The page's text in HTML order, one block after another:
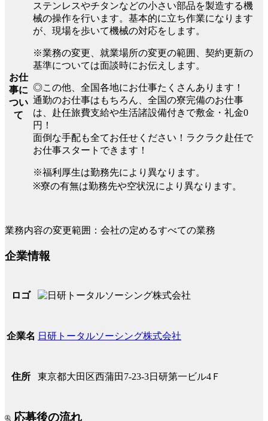
お仕
事に
つい
て
ステンレスやチタンなどの小さい部品を製造する機
械の操作を行います。基本的に立ち作業になります
が、現場を歩いて機械の対応をします。
※業務の変更、就業場所の変更の範囲、契約更新の
基準については面談時にお伝えします。
◎この他、全国各地にお仕事たくさんあります！
通勤のお仕事はもちろん、全国の寮完備のお仕事
は、赴任旅費支給や生活諸設備付きで敷金・礼金0
円！
面倒な手配も全てお任せください！ラクラク赴任で
お仕事スタートできます！
※福利厚生は勤務先により異なります。
※寮の有無は勤務先や空状況により異なります。
業務内容の変更範囲：会社の定めるすべての業務
企業情報
ロゴ
企業名 日研トータルソーシング株式会社
住所 東京都大田区西蒲田7-23-3日研第一ビル4Ｆ
応募後の流れ